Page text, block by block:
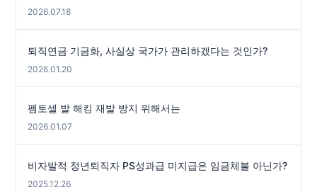
2026.07.18
퇴직연금 기금화, 사실상 국가가 관리하겠다는 것인가?
2026.01.20
펨토셀 발 해킹 재발 방지 위해서는
2026.01.07
비자발적 정년퇴직자 PS성과급 미지급은 임금체불 아닌가?
2025.12.26